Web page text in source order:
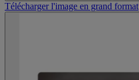
Télécharger l'image en grand format